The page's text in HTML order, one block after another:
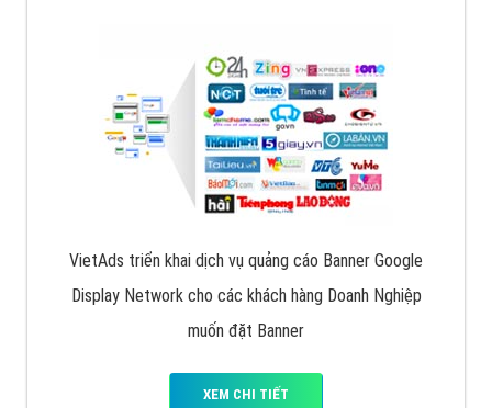
VietAds triển khai dịch vụ quảng cáo Banner Google
Display Network cho các khách hàng Doanh Nghiệp
muốn đặt Banner
XEM CHI TIẾT